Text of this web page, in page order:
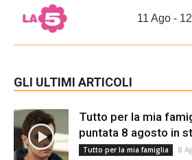
11 Ago -
GLI ULTIMI ARTICOLI
Tutto per la mia
puntata 8 agosto in
Tutto per la mia famiglia 8